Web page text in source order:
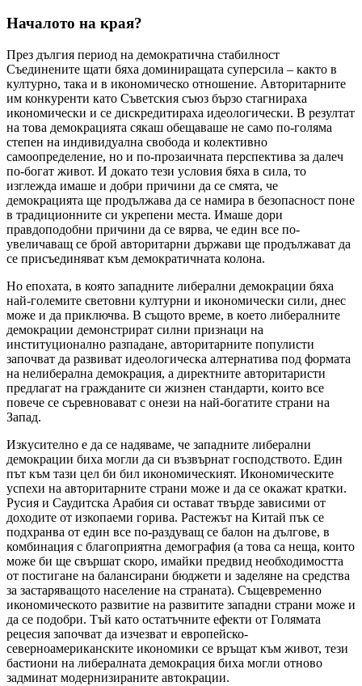
Началото на края?
През дългия период на демократична стабилност
Съединените щати бяха доминиращата суперсила – както в
културно, така и в икономическо отношение. Авторитарните
им конкуренти като Съветския съюз бързо стагнираха
икономически и се дискредитираха идеологически. В резултат
на това демокрацията сякаш обещаваше не само по-голяма
степен на индивидуална свобода и колективно
самоопределение, но и по-прозаичната перспектива за далеч
по-богат живот. И докато тези условия бяха в сила, то
изглежда имаше и добри причини да се смята, че
демокрацията ще продължава да се намира в безопасност поне
в традиционните си укрепени места. Имаше дори
правдоподобни причини да се вярва, че един все по-
увеличаващ се брой авторитарни държави ще продължават да
се присъединяват към демократичната колона.
Но епохата, в която западните либерални демокрации бяха
най-големите световни културни и икономически сили, днес
може и да приключва. В същото време, в което либералните
демокрации демонстрират силни признаци на
институционално разпадане, авторитарните популисти
започват да развиват идеологическа алтернатива под формата
на нелиберална демокрация, а директните авторитаристи
предлагат на гражданите си жизнен стандарти, които все
повече се съревновават с онези на най-богатите страни на
Запад.
Изкусително е да се надяваме, че западните либерални
демокрации биха могли да си възвърнат господството. Един
път към тази цел би бил икономическият. Икономическите
успехи на авторитарните страни може и да се окажат кратки.
Русия и Саудитска Арабия си остават твърде зависими от
доходите от изкопаеми горива. Растежът на Китай пък се
подхранва от един все по-раздуващ се балон на дългове, в
комбинация с благоприятна демография (а това са неща, които
може би ще свършат скоро, имайки предвид необходимостта
от постигане на балансирани бюджети и заделяне на средства
за застаряващото население на страната). Същевременно
икономическото развитие на развитите западни страни може и
да се подобри. Тъй като остатъчните ефекти от Голямата
рецесия започват да изчезват и европейско-
северноамериканските икономики се връщат към живот, тези
бастиони на либералната демокрация биха могли отново
задминат модернизираните автокрации.